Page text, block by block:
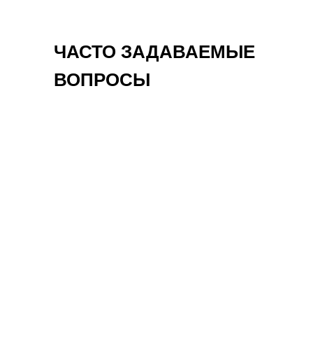
ЧАСТО ЗАДАВАЕМЫЕ
ВОПРОСЫ